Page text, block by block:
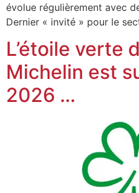
évolue régulièrement avec
Dernier « invité » pour le
L’étoile verte
Michelin est
2026 …